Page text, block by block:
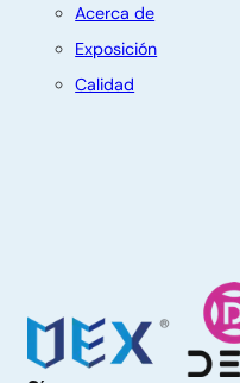
Acerca de
Exposición
Calidad